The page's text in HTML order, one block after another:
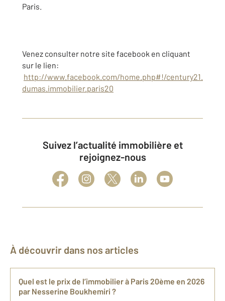
Paris.
Venez consulter notre site facebook en cliquant
sur le lien:
http://www.facebook.com/home.php#!/century21.
dumas.immobilier.paris20
Suivez l’actualité immobilière et
rejoignez-nous
À découvrir dans nos articles
Quel est le prix de l’immobilier à Paris 20ème en 2026
par Nesserine Boukhemiri ?